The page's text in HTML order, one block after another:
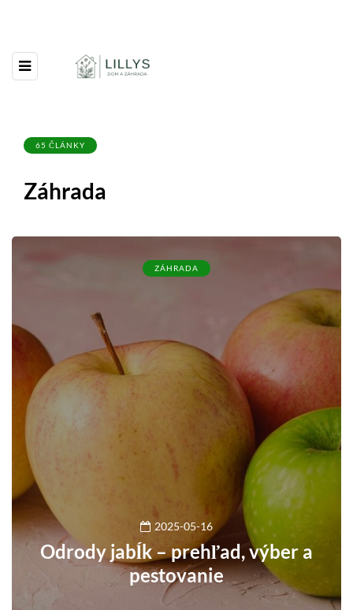
65 ČLÁNKY
Záhrada
ZÁHRADA
2025-05-16
Odrody jabĺk – prehľad, výber a
pestovanie